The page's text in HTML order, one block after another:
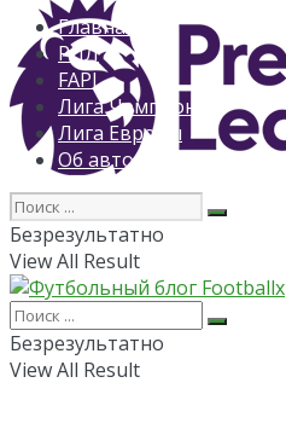
Главная
РПЛ
FAPL
Лига Чемпионов
Лига Европы
Об авторе
Безрезультатно
View All Result
Безрезультатно
View All Result